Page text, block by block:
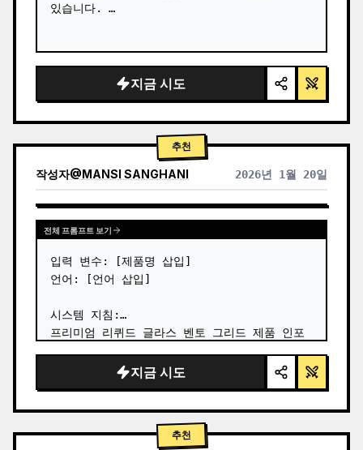
있습니다. …
지금 시도
추천
작성자@MANSI SANGHANI 2026년 1월 20일
다른 모델 결과 보기
전체 프롬프트 보기
입력 변수: [제품명 삽입]
언어: [언어 삽입]
시스템 지침:
프리미엄 리퀴드 글라스 벤토 그리드 제품 인포
2~8은 텍스트 제목만 표시).
1) 제품 분석:
→ 카테고리 식별: FOOD / MEDICINE / TECH
지금 시도
추천